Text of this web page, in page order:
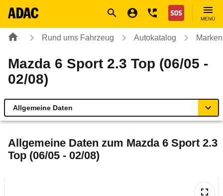
Nothilfe
MENÜ
Rund ums Fahrzeug Autokatalog
Mazda 6 Sport 2.3 Top (06/05 -
02/08)
Allgemeine Daten
Technische Daten
Allgemeine Daten zum Mazda 6 Sport 2.3
Top (06/05 - 02/08)